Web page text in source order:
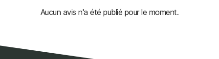
Aucun avis n'a été publié pour le moment.